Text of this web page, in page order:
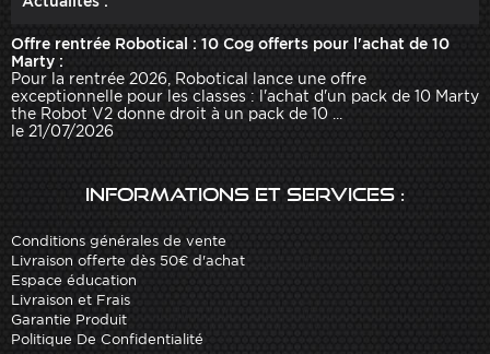
Offre rentrée Robotical : 10 Cog offerts pour l'achat de 10
Marty :
Pour la rentrée 2026, Robotical lance une offre
exceptionnelle pour les classes : l'achat d'un pack de 10 Marty
the Robot V2 donne droit à un pack de 10 ...
le 21/07/2026
Informations et services :
Conditions générales de vente
Livraison offerte dès 50€ d'achat
Espace éducation
Livraison et Frais
Garantie Produit
Politique De Confidentialité